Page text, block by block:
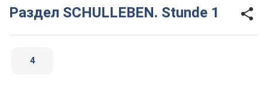
Раздел SCHULLEBEN. Stunde 1
4